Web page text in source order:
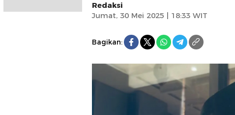
Redaksi
Jumat, 30 Mei 2025 | 18:33 WIT
Bagikan: